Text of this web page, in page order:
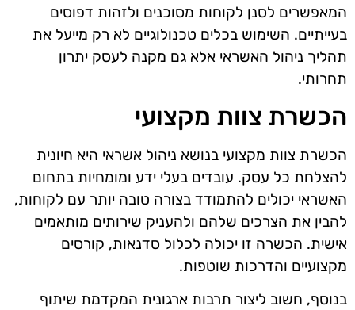
המאפשרים לסנן לקוחות מסוכנים ולזהות דפוסים
בעייתיים. השימוש בכלים טכנולוגיים לא רק מייעל את
תהליך ניהול האשראי אלא גם מקנה לעסק יתרון
תחרותי.
הכשרת צוות מקצועי
הכשרת צוות מקצועי בנושא ניהול אשראי היא חיונית
להצלחת כל עסק. עובדים בעלי ידע ומומחיות בתחום
האשראי יכולים להתמודד בצורה טובה יותר עם לקוחות,
להבין את הצרכים שלהם ולהעניק שירותים מותאמים
אישית. הכשרה זו יכולה לכלול סדנאות, קורסים
מקצועיים והדרכות שוטפות.
בנוסף, חשוב ליצור תרבות ארגונית המקדמת שיתוף